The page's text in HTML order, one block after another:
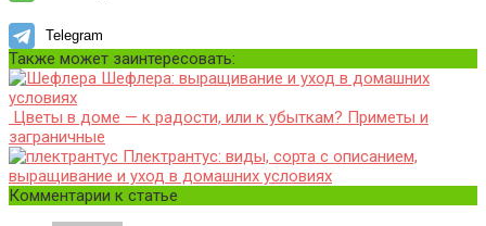
Telegram
Также может заинтересовать:
Шефлера: выращивание и уход в домашних
условиях
Цветы в доме — к радости, или к убыткам? Приметы и
заграничные
Плектрантус: виды, сорта с описанием,
выращивание и уход в домашних условиях
Комментарии к статье